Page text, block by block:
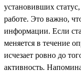
установивших
работе. Это важно,
информации. Если
меняется в течение
исчезает ровно до
активность.